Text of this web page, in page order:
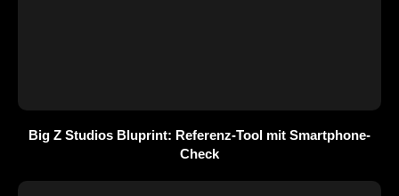
Big Z Studios Bluprint: Referenz-Tool mit Smartphone-
Check